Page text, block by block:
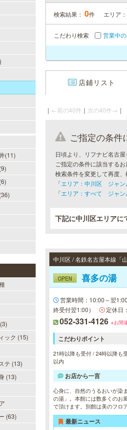
(11)
ック (15)
テ (13)
(13)
(63)
検索結果： 0件 エリア：
こだわり検索 営業中
店鋪リスト
｜ ←前の40件 ｜ 次の40件→ ｜
ご指定の条件
日頃より、リフナビ名古
ご指定の条件に該当する
検索条件を変更して再度、
「エリア：中川区 ジャン
「エリア：すべて ジャン
下記に中川区エリアに
中川区 / 名鉄名古屋本線「
OPEN 喜多の湯
営業時間：10:00～翌
終受付翌1:00）
定休日
052-331-4126 ※お間
こだわりポイント
21時以降も受付 / 24時以降も
以内
お店から一言
心身に、自然のうるおいが染
の湯」。本館には数多くのお
で頂けます。別館は美のフロ
最新ニュース